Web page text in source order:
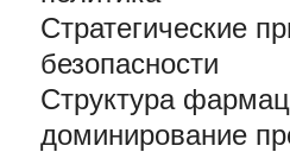
Стратегические
безопасности
Структура
доминирование